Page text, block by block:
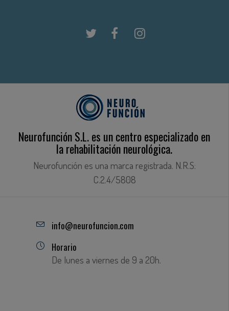
Neurofunción S.L. es un centro especializado en
la rehabilitación neurológica.
Neurofunción es una marca registrada. N.R.S:
C.2.4/5808
info@neurofuncion.com
Horario
De lunes a viernes de 9 a 20h.